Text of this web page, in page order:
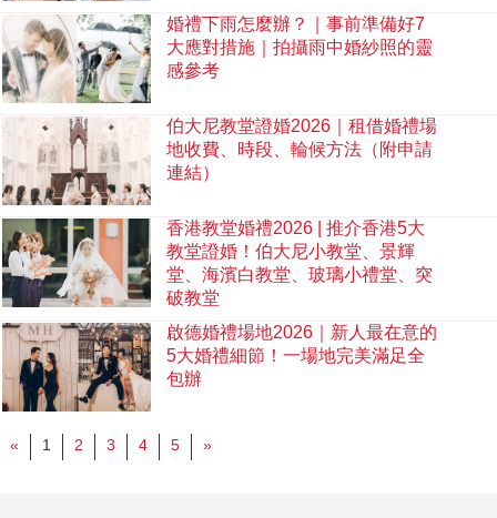
婚禮下雨怎麼辦？｜事前準備好7
大應對措施｜拍攝雨中婚紗照的靈
感參考
伯大尼教堂證婚2026｜租借婚禮場
地收費、時段、輪候方法（附申請
連結）
香港教堂婚禮2026 | 推介香港5大
教堂證婚！伯大尼小教堂、景輝
堂、海濱白教堂、玻璃小禮堂、突
破教堂
啟德婚禮場地2026｜新人最在意的
5大婚禮細節！一場地完美滿足全
包辦
« 1 2 3 4 5 »